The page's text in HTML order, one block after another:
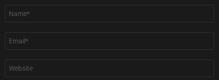
Όνομα
Email
Ιστότοπος